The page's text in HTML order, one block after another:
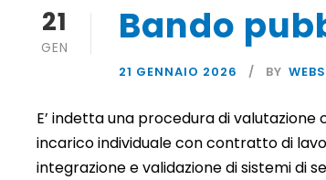
21
GEN Bando
21 GENNAIO 2026 BY
E’ indetta una procedura di
incarico individuale con contratto di
integrazione e validazione di sistemi di